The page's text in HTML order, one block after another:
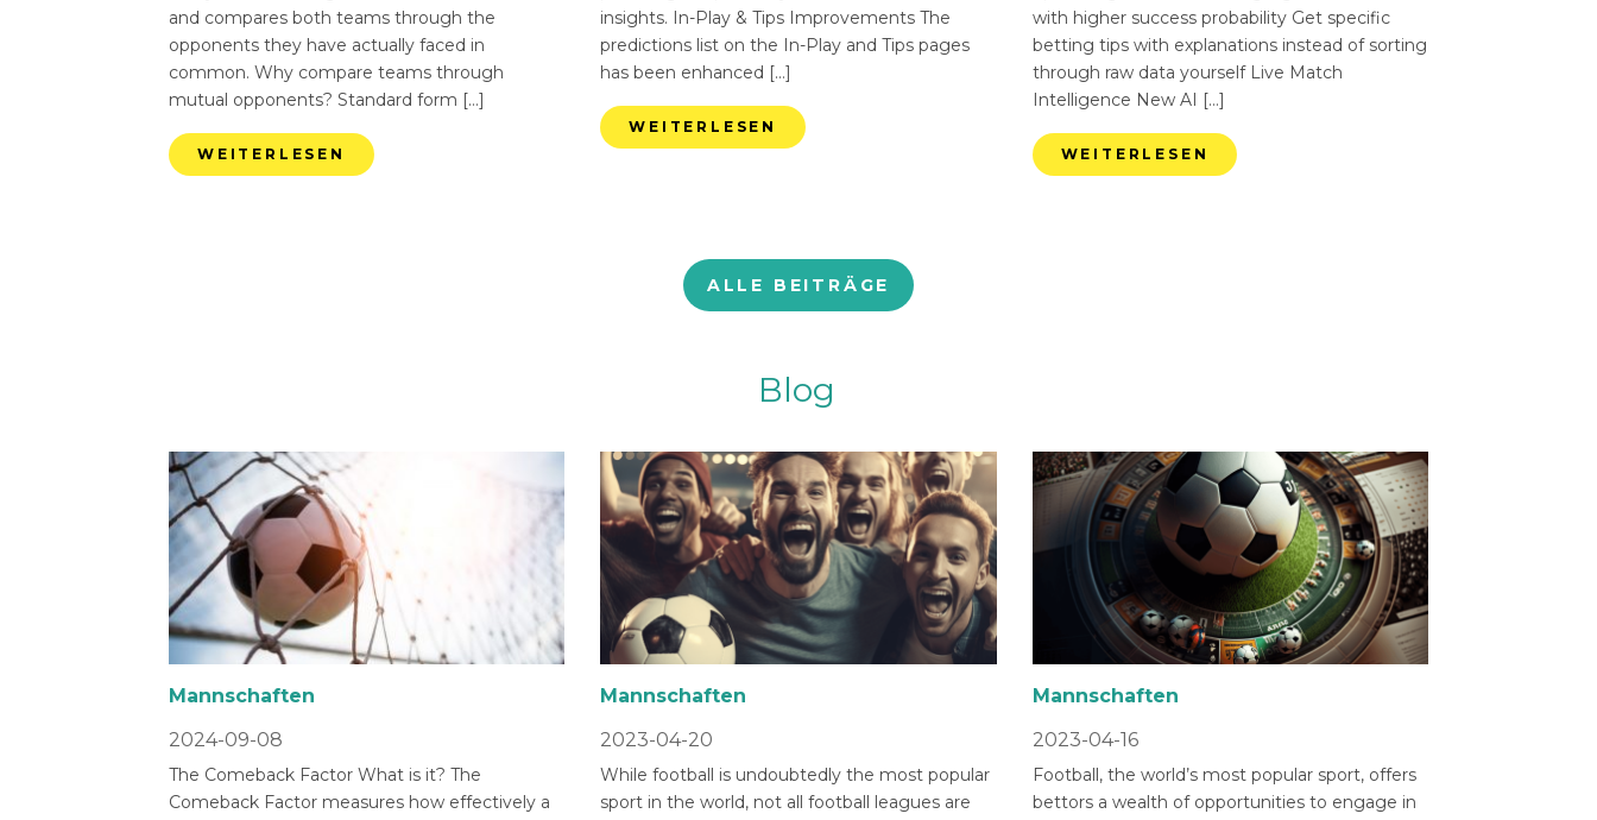
and compares both teams through the
opponents they have actually faced in
common. Why compare teams through
mutual opponents? Standard form […]
WEITERLESEN
insights. In-Play & Tips Improvements The
predictions list on the In-Play and Tips pages
has been enhanced […]
WEITERLESEN
with higher success probability Get specific
betting tips with explanations instead of sorting
through raw data yourself Live Match
Intelligence New AI […]
WEITERLESEN
ALLE BEITRÄGE
Blog
Mannschaften
2024-09-08
The Comeback Factor What is it? The
Comeback Factor measures how effectively a
Mannschaften
2023-04-20
While football is undoubtedly the most popular
sport in the world, not all football leagues are
Mannschaften
2023-04-16
Football, the world’s most popular sport, offers
bettors a wealth of opportunities to engage in